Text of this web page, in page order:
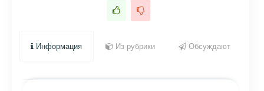
Информация Из рубрики Обсуждают